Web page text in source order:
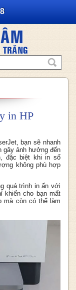
in HP
bạn sẽ nhanh
gây ảnh hưởng đến
đặc biệt khi in số
không phù hợp
quá trình in ấn với
khiến cho bạn mất
mà còn có thể làm